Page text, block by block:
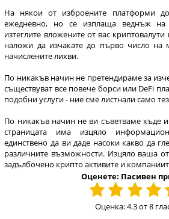
На някои от изброените платформи
ежедневно, но се изплаща веднъж
изтеглите вложените от вас
наложи да изчакате до първо число на
начислените лихви.
По никакъв начин не претендираме за
съществуват все повече борси или DeFi
подобни услуги - ние сме листнали само
По никакъв начин не ви съветваме къде
страницата има изцяло
единствено да ви даде насоки какво да
различните възможности. Изцяло ваша
задълбочено крипто активите и
Оценете: Пасивен
Оценка: 4.3 от 8